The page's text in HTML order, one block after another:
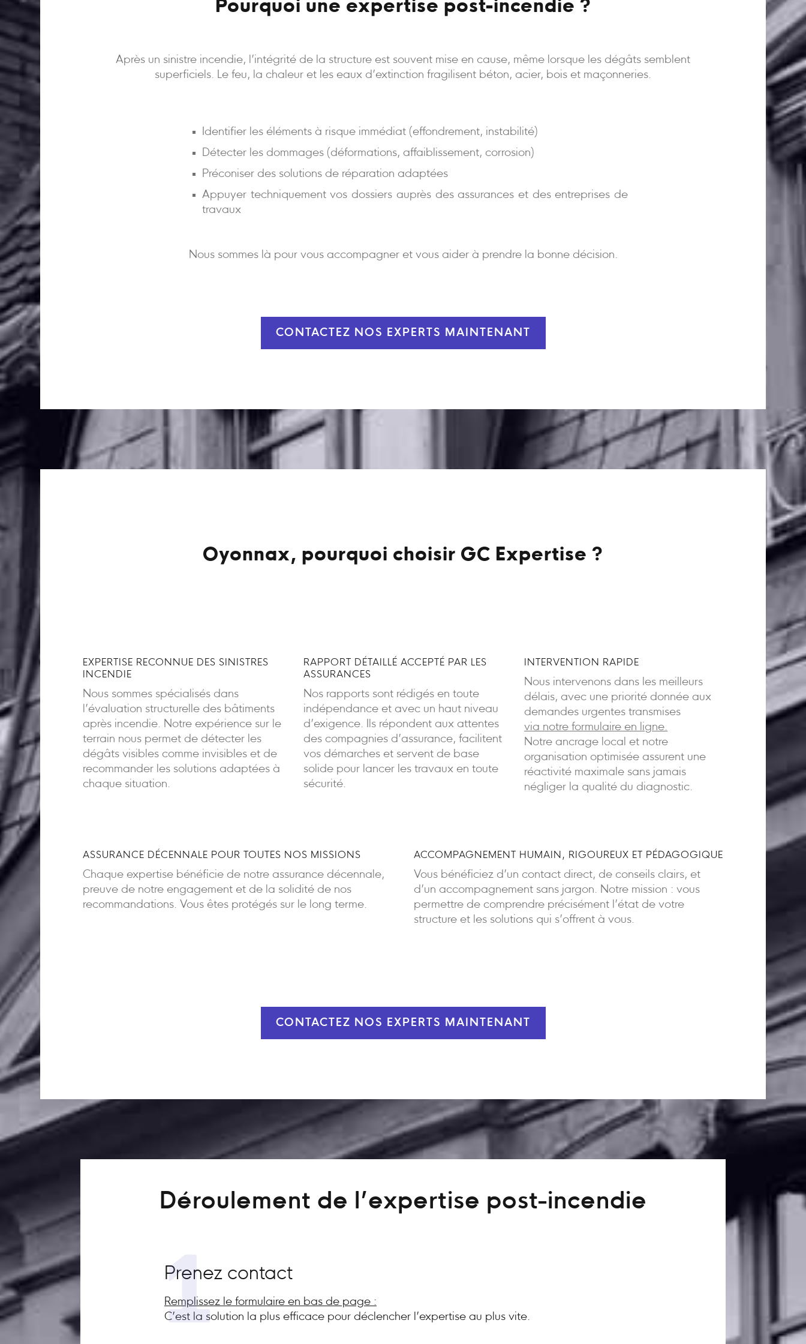
Pourquoi une expertise post-incendie ?
Après un sinistre incendie, l’intégrité de la structure est souvent mise en cause, même lorsque les dégâts semblent
superficiels. Le feu, la chaleur et les eaux d’extinction fragilisent béton, acier, bois et maçonneries.
Identifier les éléments à risque immédiat (effondrement, instabilité)
Détecter les dommages (déformations, affaiblissement, corrosion)
Préconiser des solutions de réparation adaptées
Appuyer techniquement vos dossiers auprès des assurances et des entreprises de
travaux
Nous sommes là pour vous accompagner et vous aider à prendre la bonne décision.
CONTACTEZ NOS EXPERTS MAINTENANT
Oyonnax, pourquoi choisir GC Expertise ?
EXPERTISE RECONNUE DES SINISTRES
INCENDIE
Nous sommes spécialisés dans
l’évaluation structurelle des bâtiments
après incendie. Notre expérience sur le
terrain nous permet de détecter les
dégâts visibles comme invisibles et de
recommander les solutions adaptées à
chaque situation.
RAPPORT DÉTAILLÉ ACCEPTÉ PAR LES
ASSURANCES
Nos rapports sont rédigés en toute
indépendance et avec un haut niveau
d’exigence. Ils répondent aux attentes
des compagnies d’assurance, facilitent
vos démarches et servent de base
solide pour lancer les travaux en toute
sécurité.
INTERVENTION RAPIDE
Nous intervenons dans les meilleurs
délais, avec une priorité donnée aux
demandes urgentes transmises
via notre formulaire en ligne.
Notre ancrage local et notre
organisation optimisée assurent une
réactivité maximale sans jamais
négliger la qualité du diagnostic.
ASSURANCE DÉCENNALE POUR TOUTES NOS MISSIONS
Chaque expertise bénéficie de notre assurance décennale,
preuve de notre engagement et de la solidité de nos
recommandations. Vous êtes protégés sur le long terme.
ACCOMPAGNEMENT HUMAIN, RIGOUREUX ET PÉDAGOGIQUE
Vous bénéficiez d’un contact direct, de conseils clairs, et
d’un accompagnement sans jargon. Notre mission : vous
permettre de comprendre précisément l’état de votre
structure et les solutions qui s’offrent à vous.
CONTACTEZ NOS EXPERTS MAINTENANT
Déroulement de l’expertise post-incendie
1
Prenez contact
Remplissez le formulaire en bas de page :
C’est la solution la plus efficace pour déclencher l’expertise au plus vite.